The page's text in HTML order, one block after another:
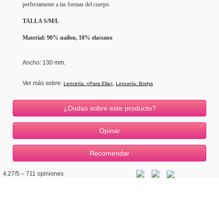
perfectamente a las formas del cuerpo.
TALLA S/M/L
Material: 90% nailon, 10% elastano
Ancho: 130 mm.
Ver más sobre: Lencería: «Para Ella», Lencería: Bodys
¿Dudas sobre este producto?
4.27/5 – 711 opiniones